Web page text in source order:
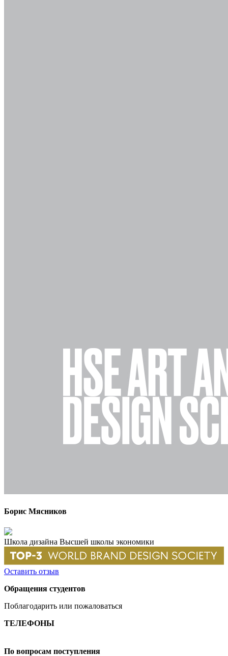
Борис Мясников
Школа дизайна Высшей школы экономики
Оставить отзыв
Обращения студентов
Поблагодарить или пожаловаться
ТЕЛЕФОНЫ
По вопросам поступления